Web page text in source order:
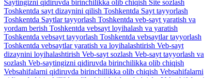
Saytingizni qidiruvda birinchilikka olib chiqish Site sozlash
Toshkentda sayt dizaynini qilish Toshkentda Sayt tayyorlash
Toshkentda Saytlar tayyorlash Toshkentda veb-sayt yaratish va
yordam berish Toshkentda vebsayt loyihalash va yaratish
Toshkentda vebsayt tayyorlash Toshkentda vebsaytlar tayyorlash
Toshkentda vebsaytlar yaratish va loyihalashtirish Veb-sayt
dizaynini loyihalashtirish Veb-sayt sozlash Veb-sayt tayyorlash va
sozlash Veb-saytingizni qidiruvda birinchilikka olib chiqish
Vebsahifalarni qidiruvda birinchillikka olib chiqish Vebsahifalarni